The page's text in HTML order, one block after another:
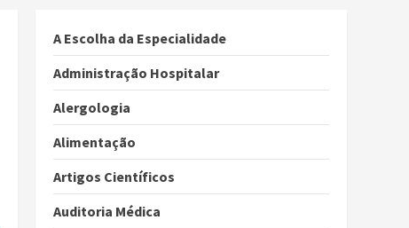
A Escolha da Especialidade
Administração Hospitalar
Alergologia
Alimentação
Artigos Científicos
Auditoria Médica